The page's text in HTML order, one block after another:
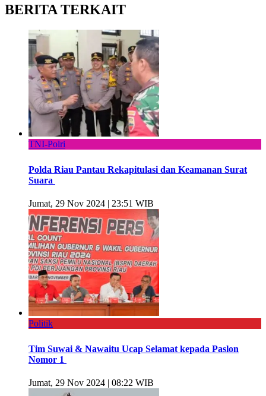
BERITA TERKAIT
TNI-Polri
Polda Riau Pantau Rekapitulasi dan Keamanan Surat
Suara
Jumat, 29 Nov 2024 | 23:51 WIB
Politik
Tim Suwai & Nawaitu Ucap Selamat kepada Paslon
Nomor 1
Jumat, 29 Nov 2024 | 08:22 WIB